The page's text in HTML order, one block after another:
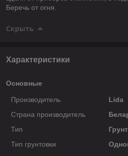
Беречь от огня.
Скрыть
Характеристики
Основные
Производитель
Lida
Страна производитель
Тип
Тип грунтовки